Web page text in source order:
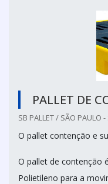
PALLET DE
SB PALLET / SÃO PAULO -
O pallet contenção e
O pallet de contenção
Polietileno para a